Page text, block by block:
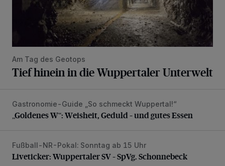
Am Tag des Geotops
Tief hinein in die Wuppertaler Unterwelt
„Goldenes W“: Weisheit, Geduld – und gutes Essen
Gastronomie-Guide „So schmeckt Wuppertal!“
„Goldenes W“: Weisheit, Geduld – und gutes Essen
Liveticker: Wuppertaler SV – SpVg. Schonnebeck
Fußball-NR-Pokal: Sonntag ab 15 Uhr
Liveticker: Wuppertaler SV – SpVg. Schonnebeck